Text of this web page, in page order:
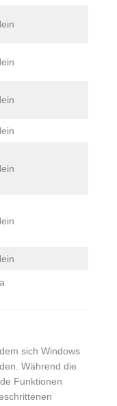
sich Windows
Während die
Funktionen